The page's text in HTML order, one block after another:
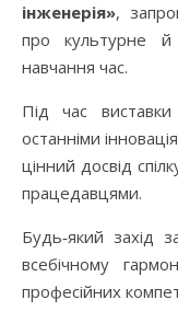
інженерія»,
про культурне
навчання час.
Під час
останніми
цінний досвід
працедавцями.
Будь‑який захід
всебічному
професійних